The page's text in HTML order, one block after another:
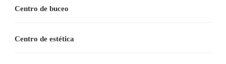
Centro de buceo
Centro de estética